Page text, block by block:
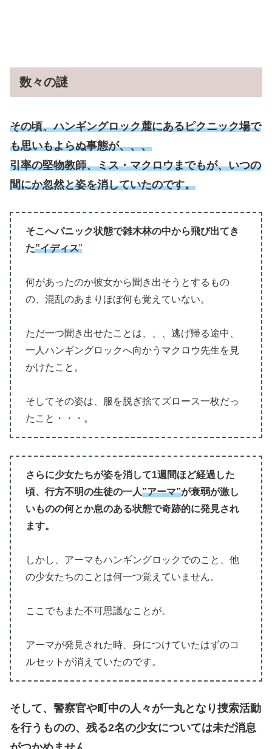
数々の謎
その頃、ハンギングロック麓にあるピクニック場で
も思いもよらぬ事態が、、、
引率の堅物教師、ミス・マクロウまでもが、いつの
間にか忽然と姿を消していたのです。
そこへパニック状態で雑木林の中から飛び出てき
た”イディス”
何があったのか彼女から聞き出そうとするもの
の、混乱のあまりほぼ何も覚えていない。
ただ一つ聞き出せたことは、、、逃げ帰る途中、
一人ハンギングロックへ向かうマクロウ先生を見
かけたこと。
そしてその姿は、服を脱ぎ捨てズロース一枚だっ
たこと・・・。
さらに少女たちが姿を消して1週間ほど経過した
頃、行方不明の生徒の一人”アーマ”が衰弱が激し
いものの何とか息のある状態で奇跡的に発見され
ます。
しかし、アーマもハンギングロックでのこと、他
の少女たちのことは何一つ覚えていません。
ここでもまた不可思議なことが。
アーマが発見された時、身につけていたはずのコ
ルセットが消えていたのです。
そして、警察官や町中の人々が一丸となり捜索活動
を行うものの、残る2名の少女については未だ消息